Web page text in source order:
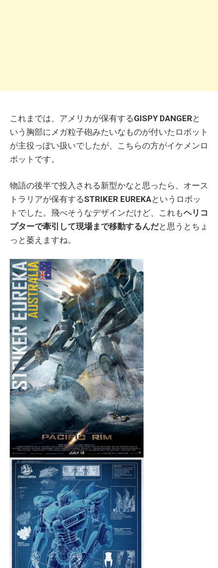
これまでは、アメリカが保有するGISPY DANGERと
いう胸部にメガ粒子砲みたいなものが付いたロボット
が主役っぽい扱いでしたが、こちらの方がイケメンロ
ボットです。
物語の後半で投入される新型かなと思ったら、オース
トラリアが保有するSTRIKER EUREKAというロボッ
トでした。飛べそうなデザインだけど、これもヘリコ
プターで牽引して現場まで移動するんだと思うとちょ
っと萎えますね。